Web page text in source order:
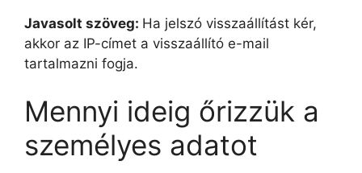
Javasolt szöveg: Ha jelszó visszaállítást kér,
akkor az IP-címet a visszaállító e-mail
tartalmazni fogja.
Mennyi ideig őrizzük a
személyes adatot